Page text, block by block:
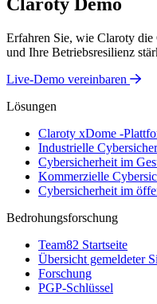
Erfahren Sie, wie Claroty
und Ihre Betriebsresilienz
Live-Demo vereinbaren
Lösungen
Claroty xDome -
Industrielle
Cybersicherheit im
Kommerzielle
Cybersicherheit im
Bedrohungsforschung
Team82 Startseite
Übersicht gemeldeter
Forschung
PGP-Schlüssel